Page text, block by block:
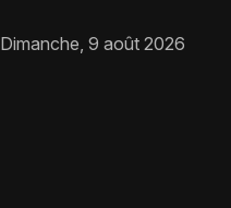
Dimanche, 9 août 2026